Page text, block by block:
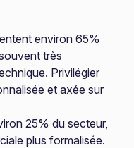
environ 65%
très
Privilégier
et axée sur
25% du secteur,
plus formalisée.